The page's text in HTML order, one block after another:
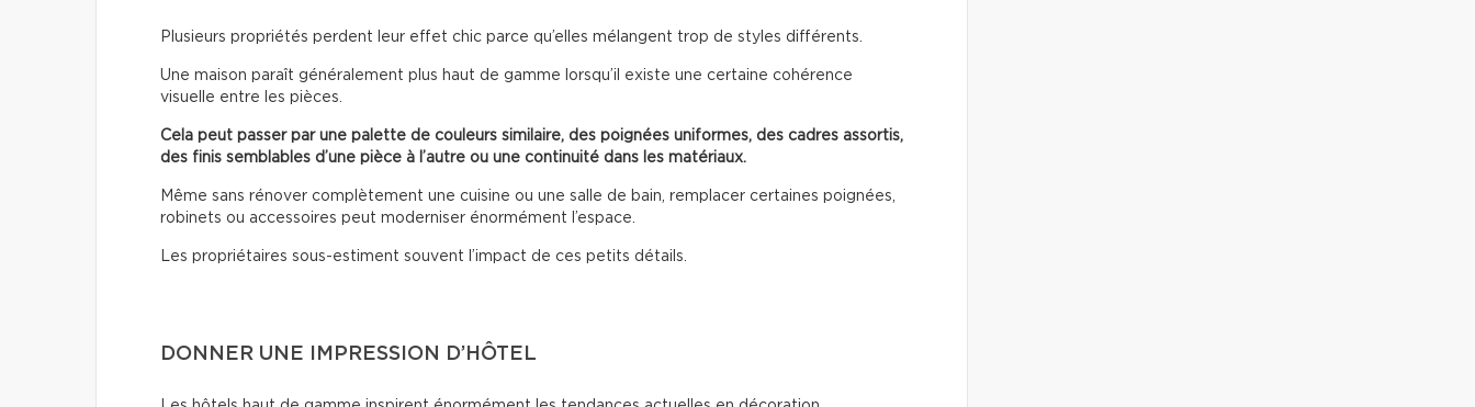
Plusieurs propriétés perdent leur effet chic parce qu’elles mélangent trop de styles différents.
Une maison paraît généralement plus haut de gamme lorsqu’il existe une certaine cohérence
visuelle entre les pièces.
Cela peut passer par une palette de couleurs similaire, des poignées uniformes, des cadres assortis,
des finis semblables d’une pièce à l’autre ou une continuité dans les matériaux.
Même sans rénover complètement une cuisine ou une salle de bain, remplacer certaines poignées,
robinets ou accessoires peut moderniser énormément l’espace.
Les propriétaires sous-estiment souvent l’impact de ces petits détails.
DONNER UNE IMPRESSION D’HÔTEL